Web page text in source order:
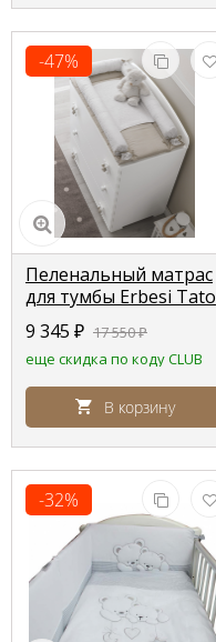
-47%
Пеленальный матрас
для тумбы Erbesi Tato
белый, крем
(White/Tortora)
9 345 ₽ 17 550₽
еще скидка по коду CLUB
В корзину
-32%